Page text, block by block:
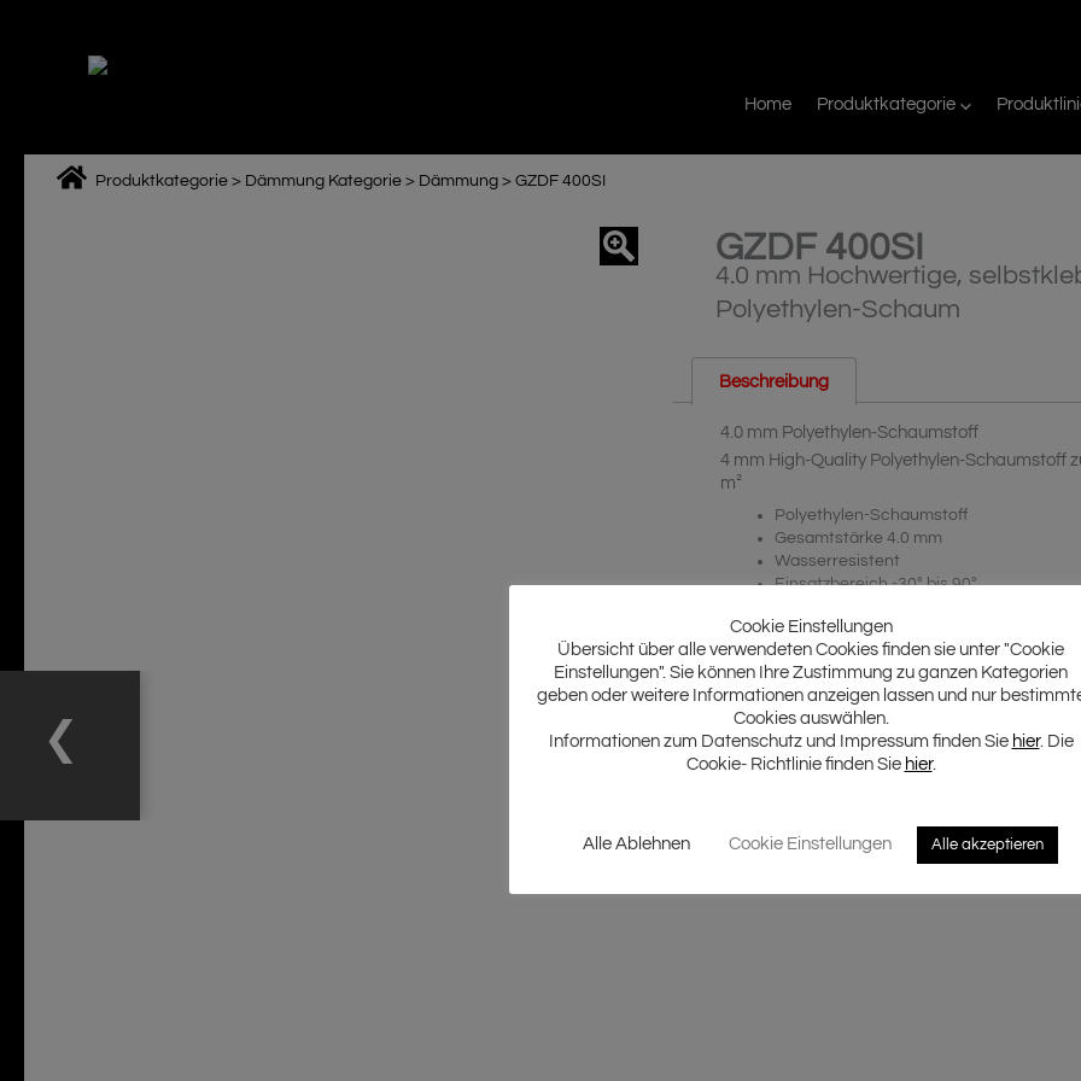
Home Produktkategorie
Produktkategorie> Dämmung Kategorie> Dämmung> GZDF 400SI
GZDF 400SI
4.0 mm Hochwertige,
Polyethylen-Schaum
Beschreibung
4.0 mm Polyethylen-Schaumstoff
4 mm High-Quality Polyethylen-Schaumstoff
m²
Polyethylen-Schaumstoff
Gesamtstärke 4.0 mm
Wasserresistent
Einsatzbereich -30° bis 90°
Verpackungsinhalt 20 Matten
Mattengröße 375 x 500 mm
Gesamtfläche 3.75 m²
Farbige Shop Verpackung
Cookie Einstellungen
Übersicht über alle verwendeten Cookies finden sie unter "Cookie
Einstellungen". Sie können Ihre Zustimmung zu ganzen Kategorien
geben oder weitere Informationen anzeigen lassen und nur
Cookies auswählen.
Informationen zum Datenschutz und Impressum finden Sie hier. Die
Cookie- Richtlinie finden Sie hier.
Alle Ablehnen Cookie Einstellungen Alle akzeptieren